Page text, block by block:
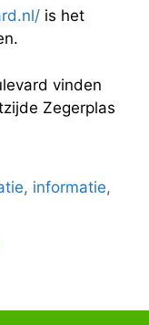
is het
vinden
Zegerplas
, informatie,